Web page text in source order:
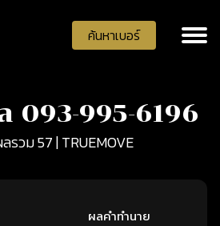
ค้นหาเบอร์
093-995-6196
รวม 57 | TRUEMOVE
ผลคำทำนาย